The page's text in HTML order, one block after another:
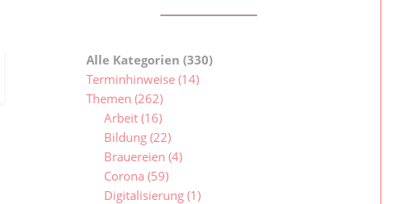
Jugendlandtag
Alle Kategorien (330)
Terminhinweise (14)
Themen (262)
Arbeit (16)
Bildung (22)
Brauereien (4)
Corona (59)
Digitalisierung (1)